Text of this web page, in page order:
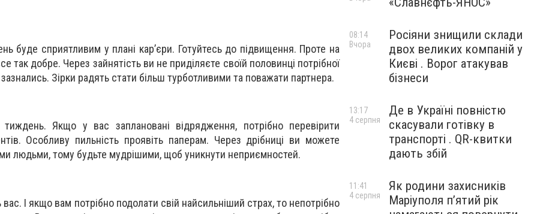
буде сприятливим у плані кар’єри. Готуйтесь до підвищення. Проте на
так добре. Через зайнятість ви не приділяєте своїй половинці потрібної
зазнались. Зірки радять стати більш турботливими та поважати партнера.
Якщо у вас заплановані відрядження, потрібно перевірити
Особливу пильність проявіть паперам. Через дрібниці ви можете
людьми, тому будьте мудрішими, щоб уникнути неприємностей.
вас. І якщо вам потрібно подолати свій найсильніший страх, то непотрібно
Росіяни знищили склади
двох великих компаній у
Києві . Ворог атакував
бізнеси
08:14
Вчора
Де в Україні повністю
скасували готівку в
транспорті . QR-квитки
дають збій
13:17
4 серпня
Як родини захисників
Маріуполя пʼятий рік
11:41
4 серпня